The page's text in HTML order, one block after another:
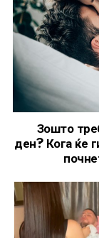
Зошто
ден? Кога ќе